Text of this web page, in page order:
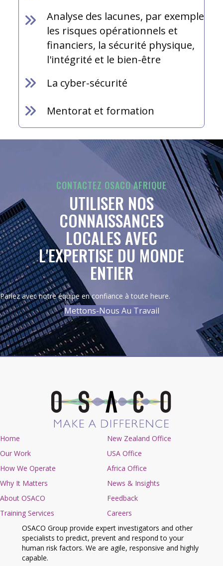
Analyse des lacunes, par exemple
les risques opérationnels et
financiers, la sécurité physique,
l'intégrité et le bien-être
La cyber-sécurité
Mentorat et formation
CONTACTEZ OSACO AFRIQUE
UTILISER NOS
CONNAISSANCES
LOCALES AVEC
L'EXPERTISE DU MONDE
ENTIER
Parlez avec notre équipe en confiance à toute heure.
Mettons-Nous Au Travail
Home
Our Work
How We Operate
Why It Matters
About OSACO
Training Services
New Zealand Office
USA Office
Africa Office
News & Insights
Feedback
Careers
OSACO Group provide expert investigators and other
specialists to predict, prevent and respond to your
human risk factors. We are agile, responsive and highly
capable.